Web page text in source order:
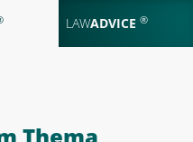
LAWADVICE ®
Thema